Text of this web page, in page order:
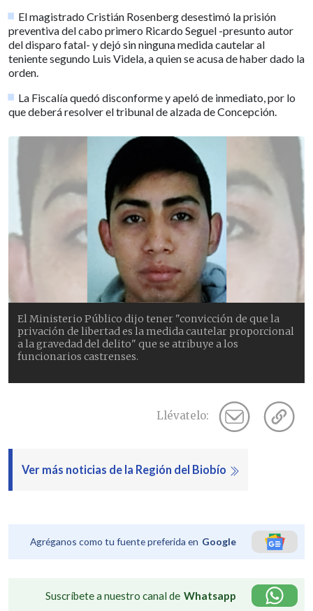
El magistrado Cristián Rosenberg desestimó la prisión
preventiva del cabo primero Ricardo Seguel -presunto autor
del disparo fatal- y dejó sin ninguna medida cautelar al
teniente segundo Luis Videla, a quien se acusa de haber dado la
orden.
La Fiscalía quedó disconforme y apeló de inmediato, por lo
que deberá resolver el tribunal de alzada de Concepción.
El Ministerio Público dijo tener "convicción de que la
privación de libertad es la medida cautelar proporcional
a la gravedad del delito" que se atribuye a los
funcionarios castrenses.
Llévatelo:
Ver más noticias de la Región del Biobío
Agréganos como tu fuente preferida en Google
Suscríbete a nuestro canal de Whatsapp